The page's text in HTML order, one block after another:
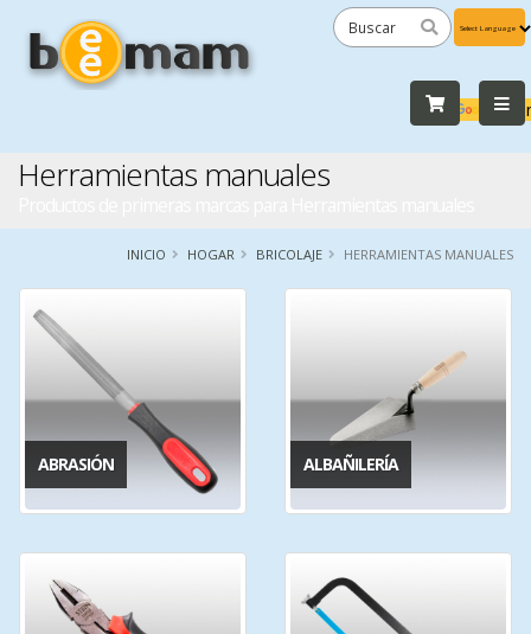
by
Herramientas manuales
INICIO HOGAR BRICOLAJE HERRAMIENTAS MANUALES
ABRASIÓN ALBAÑILERÍA